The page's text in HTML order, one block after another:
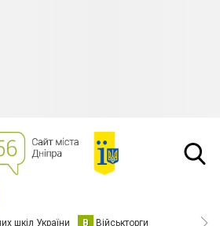
шкіл України В Військторги